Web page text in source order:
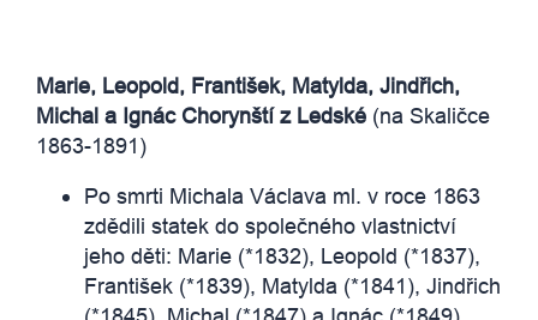
Marie, Leopold, František, Matylda, Jindřich,
Michal a Ignác Chorynští z Ledské (na Skaličce
1863-1891)
Po smrti Michala Václava ml. v roce 1863
zdědili statek do společného vlastnictví
jeho děti: Marie (*1832), Leopold (*1837),
František (*1839), Matylda (*1841), Jindřich